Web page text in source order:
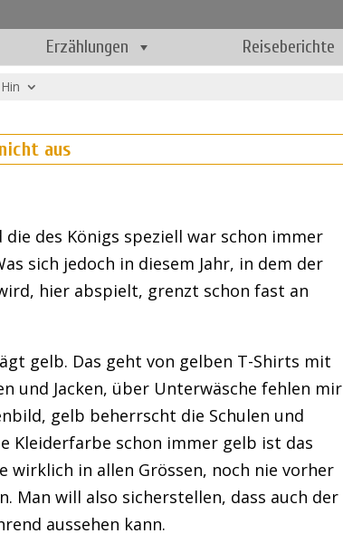
Erzählungen Reiseberichte
aus
des Königs speziell war schon immer
sich jedoch in diesem Jahr, in dem der
hier abspielt, grenzt schon fast an
gelb. Das geht von gelben T-Shirts mit
und Jacken, über Unterwäsche fehlen mir
gelb beherrscht die Schulen und
Kleiderfarbe schon immer gelb ist das
wirklich in allen Grössen, noch nie vorher
Man will also sicherstellen, dass auch der
aussehen kann.